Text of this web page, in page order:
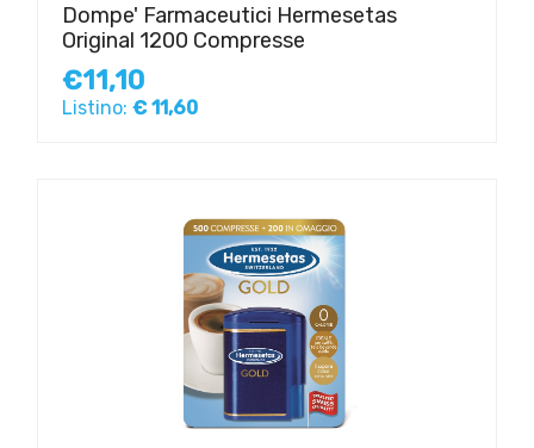
Dompe' Farmaceutici Hermesetas
Original 1200 Compresse
€11,10
Listino: € 11,60